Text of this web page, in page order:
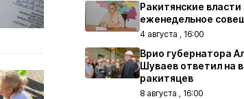
Ракитянские власти
еженедельное
4 августа , 16:00
Врио губернатора
Шуваев ответил на
ракитяцев
8 августа , 16:00